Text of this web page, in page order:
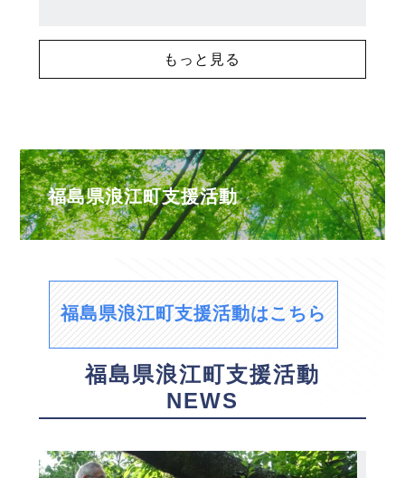
もっと見る
福島県浪江町支援活動
福島県浪江町支援活動はこちら
福島県浪江町支援活動
NEWS